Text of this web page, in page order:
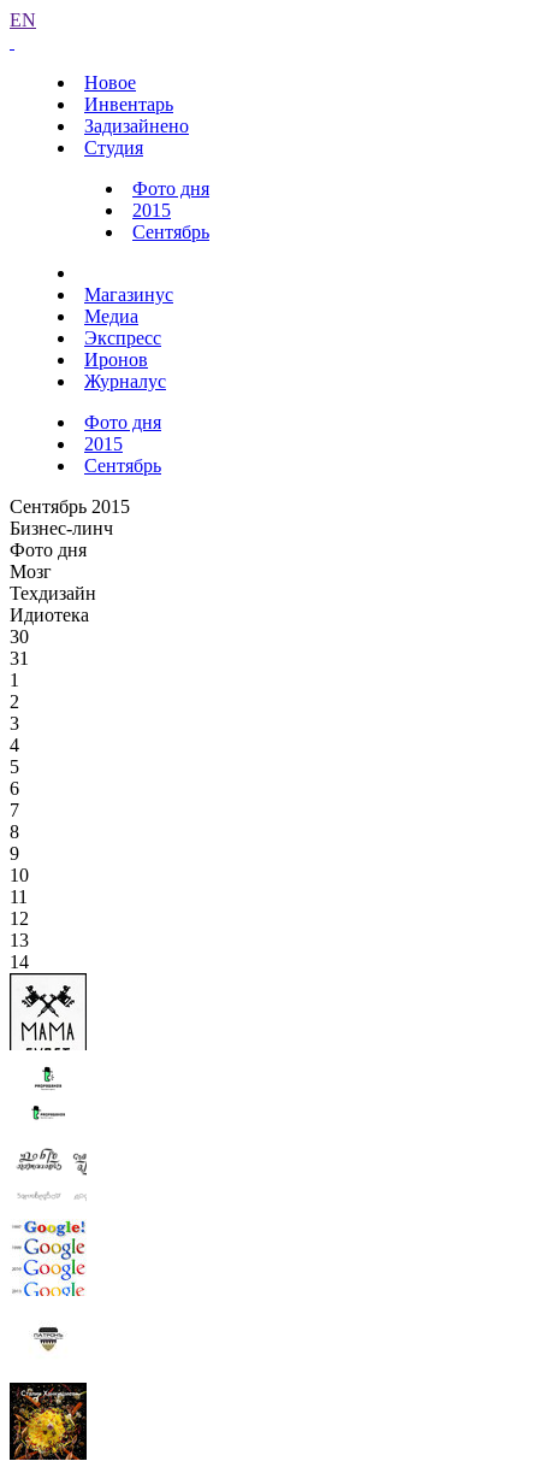
EN
Новое
Инвентарь
Задизайнено
Студия
Фото дня
2015
Сентябрь
Магазинус
Медиа
Экспресс
Иронов
Журналус
Фото дня
2015
Сентябрь
Сентябрь 2015
Бизнес-линч
Фото дня
Мозг
Техдизайн
Идиотека
30
31
1
2
3
4
5
6
7
8
9
10
11
12
13
14